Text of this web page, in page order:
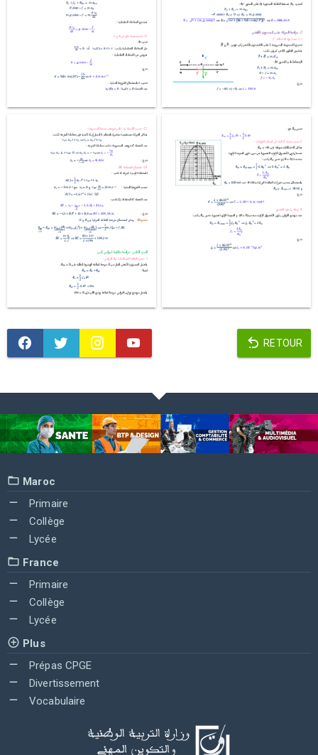
RETOUR
Maroc
Primaire
Collège
Lycée
France
Primaire
Collège
Lycée
Plus
Prépas CPGE
Divertissement
Vocabulaire